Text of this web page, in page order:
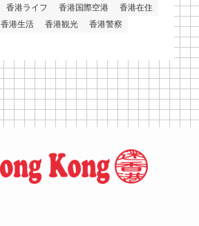
香港ライフ 香港国際空港
香港在住
香港生活 香港観光
香港警察